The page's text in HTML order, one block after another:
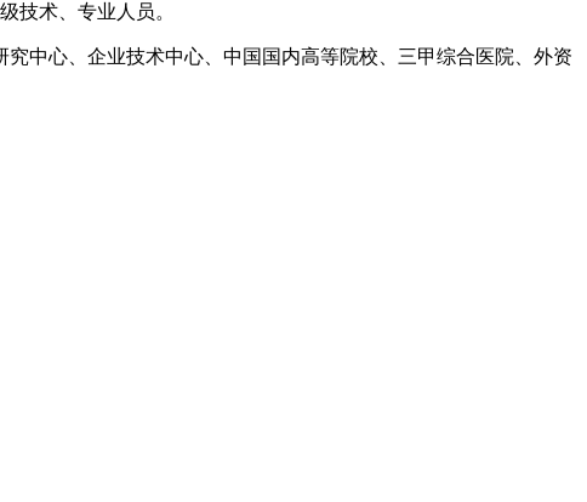
技术、专业人员。
中心、企业技术中心、中国国内高等院校、三甲综合医院、外资